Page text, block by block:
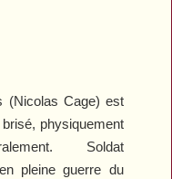
(Nicolas Cage) est
physiquement
Soldat
pleine guerre du